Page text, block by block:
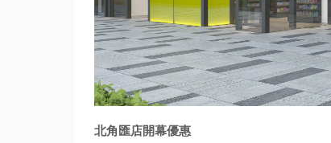
北角匯店開幕優惠